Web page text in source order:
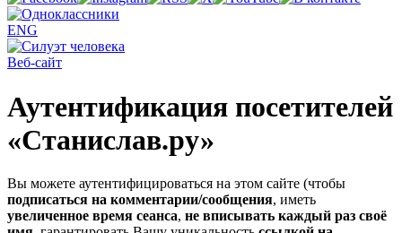
ENG
Веб-сайт
Аутентификация посетителей
«Станислав.ру»
Вы можете аутентифицироваться на этом сайте (чтобы
подписаться на комментарии/сообщения, иметь
увеличенное время сеанса, не вписывать каждый раз своё